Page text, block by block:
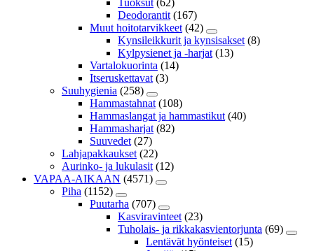
Tuoksut (62)
Deodorantit (167)
Muut hoitotarvikkeet (42)
Kynsileikkurit ja kynsisakset (8)
Kylpysienet ja -harjat (13)
Vartalokuorinta (14)
Itseruskettavat (3)
Suuhygienia (258)
Hammastahnat (108)
Hammaslangat ja hammastikut (40)
Hammasharjat (82)
Suuvedet (27)
Lahjapakkaukset (22)
Aurinko- ja lukulasit (12)
VAPAA-AIKAAN (4571)
Piha (1152)
Puutarha (707)
Kasviravinteet (23)
Tuholais- ja rikkakasvientorjunta (69)
Lentävät hyönteiset (15)